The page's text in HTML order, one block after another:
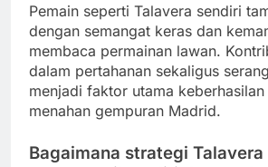
Pemain seperti Talavera sendiri
dengan semangat keras dan
membaca permainan lawan.
dalam pertahanan sekaligus
menjadi faktor utama
menahan gempuran Madrid.
Bagaimana strategi Talavera